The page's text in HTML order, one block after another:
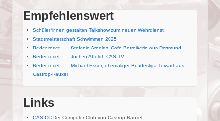
Empfehlenswert
Schüler*innen gestalten Talkshow zum neuen Wehrdienst
Stadtmeisterschaft Schwimmen 2025
Reder redet… – Stefanie Arnolds, Café-Betreiberin aus Dortmund
Reder redet… – Jochen Affeldt, CAS-TV
Reder redet… – Michael Esser, ehemaliger Bundesliga-Torwart aus
Castrop-Rauxel
Links
CAS-CC Der Computer Club von Castrop-Rauxel